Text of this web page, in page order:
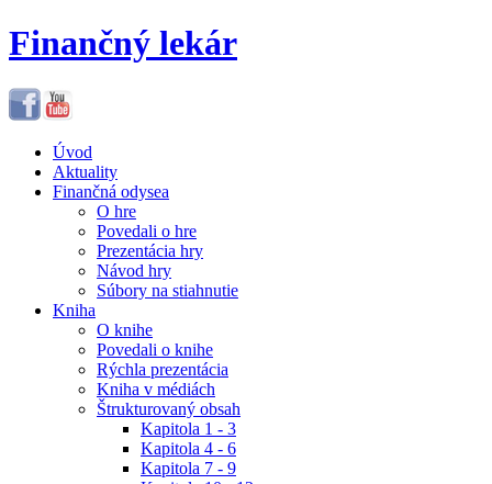
Finančný lekár
Úvod
Aktuality
Finančná odysea
O hre
Povedali o hre
Prezentácia hry
Návod hry
Súbory na stiahnutie
Kniha
O knihe
Povedali o knihe
Rýchla prezentácia
Kniha v médiách
Štrukturovaný obsah
Kapitola 1 - 3
Kapitola 4 - 6
Kapitola 7 - 9